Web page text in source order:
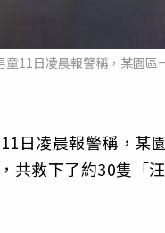
11日凌晨報警稱，某園區
日凌晨報警稱，某
共救下了約30隻「